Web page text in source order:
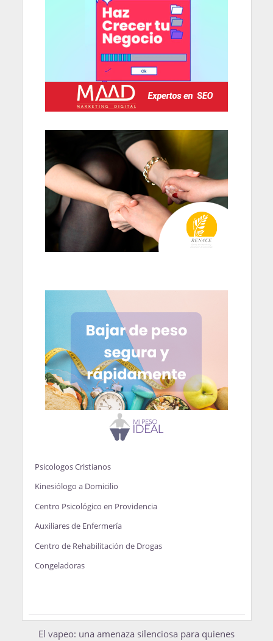
Psicologos Cristianos
Kinesiólogo a Domicilio
Centro Psicológico en Providencia
Auxiliares de Enfermería
Centro de Rehabilitación de Drogas
Congeladoras
El vapeo: una amenaza silenciosa para quienes